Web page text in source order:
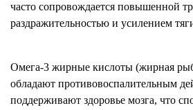
часто сопровождается повышенной
раздражительностью и усилением
Омега-3 жирные кислоты (жирная
обладают противовоспалительным
поддерживают здоровье мозга, что